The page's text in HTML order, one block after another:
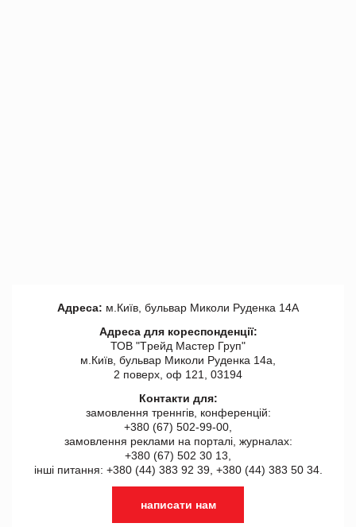
Адреса: м.Київ, бульвар Миколи Руденка 14А
Адреса для кореспонденції:
ТОВ "Tрейд Мастер Груп"
м.Київ, бульвар Миколи Руденка 14а,
2 поверх, оф 121, 03194
Контакти для:
замовлення треннгів, конференцій:
+380 (67) 502-99-00,
замовлення реклами на порталі, журналах:
+380 (67) 502 30 13,
інші питання: +380 (44) 383 92 39, +380 (44) 383 50 34.
написати нам